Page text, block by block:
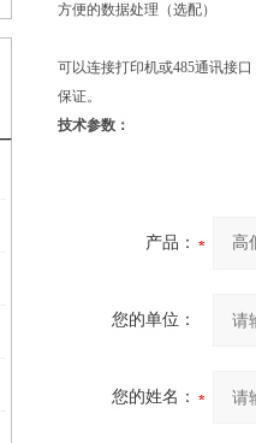
方便的数据处理（选配）
可以连接打印机或485通讯接
保证。
技术参数：
产品：
您的单位：
您的姓名：